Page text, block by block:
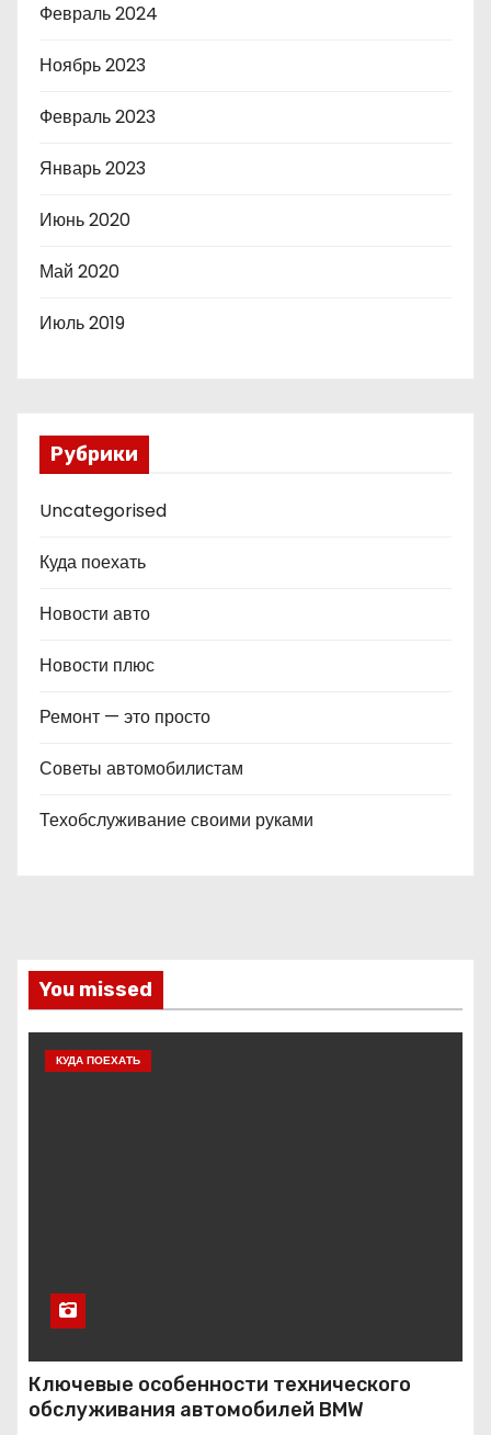
Февраль 2024
Ноябрь 2023
Февраль 2023
Январь 2023
Июнь 2020
Май 2020
Июль 2019
Рубрики
Uncategorised
Куда поехать
Новости авто
Новости плюс
Ремонт — это просто
Советы автомобилистам
Техобслуживание своими руками
You missed
КУДА ПОЕХАТЬ
Ключевые особенности технического
обслуживания автомобилей BMW